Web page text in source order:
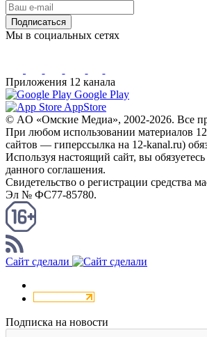
Подписаться
Мы в социальных сетях
Приложения 12 канала
Google Play
AppStore
© AO «Омские Медиа», 2002-2026. Все
При любом использовании материалов
сайтов — гиперссылка на 12-kanal.ru)
Используя настоящий сайт, вы
данного соглашения.
Свидетельство о регистрации средства
Эл № ФС77-85780.
Сайт сделали
Подписка на новости